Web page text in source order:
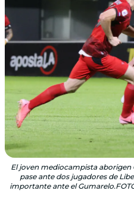
El joven mediocampista aborigen
pase ante dos jugadores de
importante ante el